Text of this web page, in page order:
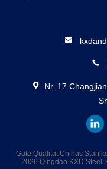
Nr. 17
Gute Qualität Chinas
2026 Qingdao KXD Steel